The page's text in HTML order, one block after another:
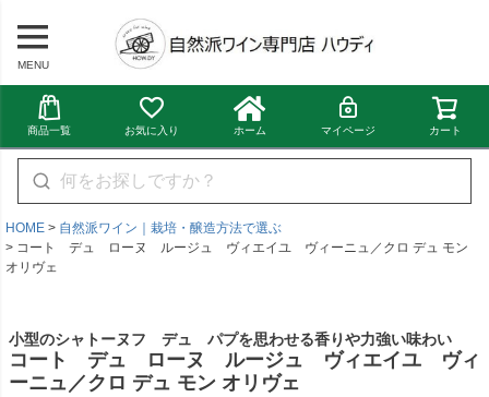
MENU
商品一覧 お気に入り ホーム マイページ カート
HOME
自然派ワイン｜栽培・醸造方法で選ぶ
コート デュ ローヌ ルージュ ヴィエイユ ヴィーニュ／クロ デュ モン
オリヴェ
小型のシャトーヌフ デュ パプを思わせる香りや力強い味わい
コート デュ ローヌ ルージュ ヴィエイユ ヴィ
ーニュ／クロ デュ モン オリヴェ